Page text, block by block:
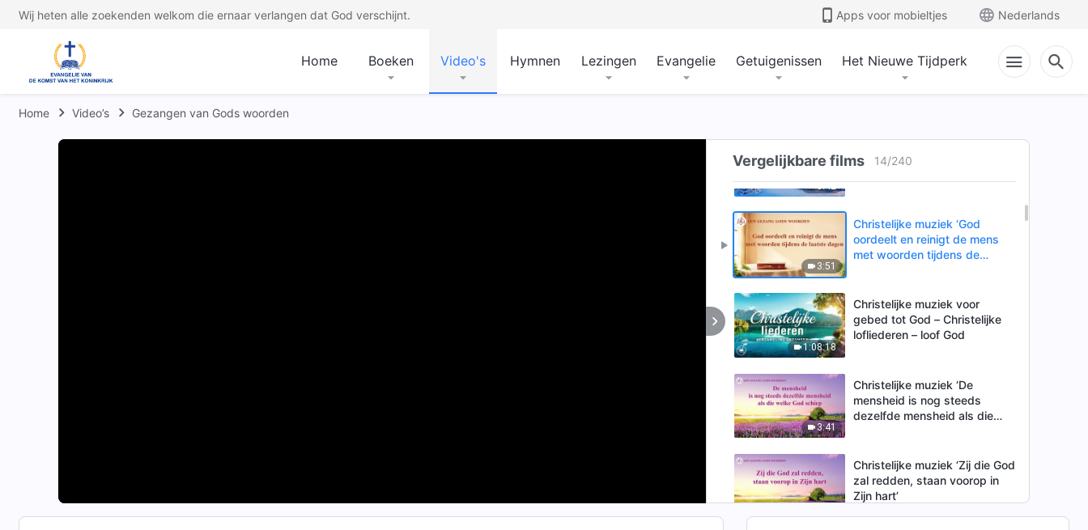
Wij heten alle zoekenden welkom die ernaar verlangen dat God verschijnt. Apps voor mobieltjes Nederlands
Home Boeken Video's Hymnen Lezingen Evangelie Getuigenissen Het Nieuwe Tijdperk
Home Video’s Gezangen van Gods woorden
Vergelijkbare films 14/240
5:49
zal maken’
Christelijke muziek ‘Alleen
door ontberingen en
5:42
Christelijke muziek ‘Het
oordeel is Gods belangrijkste
3:51
Christelijke muziek ‘God
oordeelt en reinigt de mens
met woorden tijdens de
1:08:18
Christelijke muziek voor
gebed tot God – Christelijke
lofliederen – loof God
3:41
Christelijke muziek ‘De
mensheid is nog steeds
dezelfde mensheid als die
Christelijke muziek ‘Zij die God
zal redden, staan voorop in
Zijn hart’